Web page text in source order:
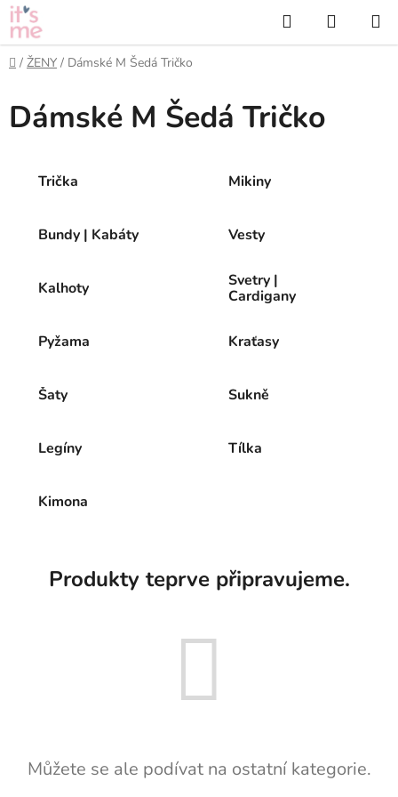
Přejít
na
obsah
Hledat
KOŠÍK
Domů
/ ŽENY / Dámské M Šedá Tričko
Dámské M Šedá Tričko
Trička Mikiny
Bundy | Kabáty Vesty
Kalhoty
Svetry |
Cardigany
Pyžama Kraťasy
Šaty Sukně
Legíny Tílka
Kimona
Produkty teprve připravujeme.
Můžete se ale podívat na ostatní kategorie.